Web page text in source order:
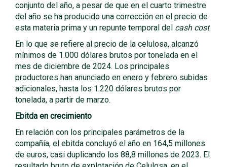
conjunto del año, a pesar de que en el cuarto trimestre
del año se ha producido una corrección en el precio de
esta materia prima y un repunte temporal del cash cost.
En lo que se refiere al precio de la celulosa, alcanzó
mínimos de 1.000 dólares brutos por tonelada en el
mes de diciembre de 2024. Los principales
productores han anunciado en enero y febrero subidas
adicionales, hasta los 1.220 dólares brutos por
tonelada, a partir de marzo.
Ebitda en crecimiento
En relación con los principales parámetros de la
compañía, el ebitda concluyó el año en 164,5 millones
de euros, casi duplicando los 88,8 millones de 2023. El